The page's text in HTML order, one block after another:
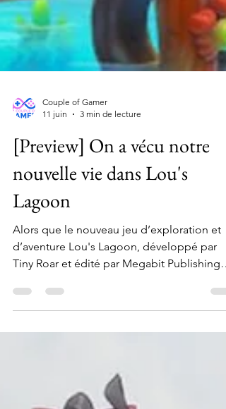
Couple of Gamer
11 juin
3 min de lecture
[Preview] On a vécu notre
nouvelle vie dans Lou's
Lagoon
Alors que le nouveau jeu d’exploration et
d’aventure Lou's Lagoon, développé par
Tiny Roar et édité par Megabit Publishing
qu’une nouvelle démo sera proposée le 11
juin sur PC, nous avons pu prendre en main